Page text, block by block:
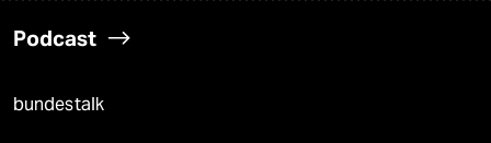
Podcast
bundestalk